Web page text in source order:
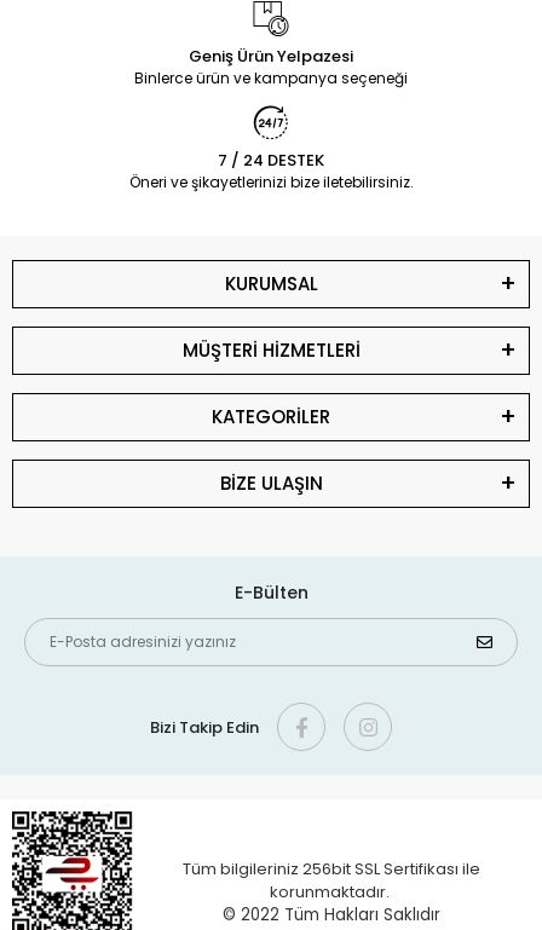
Geniş Ürün Yelpazesi
Binlerce ürün ve kampanya seçeneği
7 / 24 DESTEK
Öneri ve şikayetlerinizi bize iletebilirsiniz.
KURUMSAL
MÜŞTERİ HİZMETLERİ
KATEGORİLER
BİZE ULAŞIN
E-Bülten
Bizi Takip Edin
Tüm bilgileriniz 256bit SSL Sertifikası ile
korunmaktadır.
© 2022 Tüm Hakları Saklıdır